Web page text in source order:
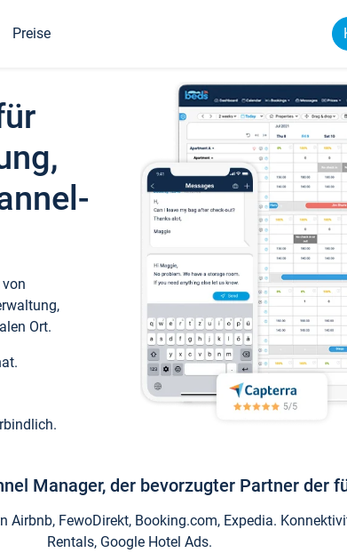
Preise
Ort.
Manager, der bevorzugter Partner der
Airbnb, FewoDirekt, Booking.com, Expedia.
Rentals, Google Hotel Ads.